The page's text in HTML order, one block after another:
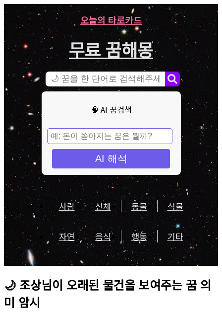
오늘의 타로카드
무료 꿈해몽
🧠 AI 꿈검색
AI 해석
사람 신체 동물 식물
자연 음식 행동 기타
🌙 조상님이 오래된 물건을 보여주는 꿈 의
미 암시